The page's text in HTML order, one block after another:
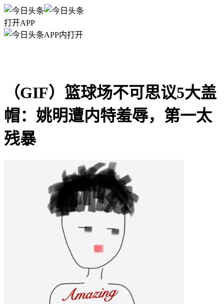
打开APP
APP内打开
（GIF）篮球场不可思议5大盖
帽：姚明遭内特羞辱，第一太
残暴